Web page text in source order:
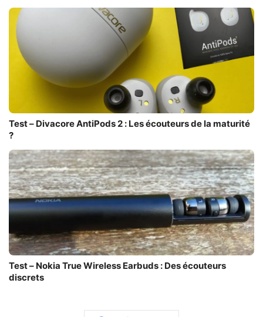
Test – Divacore AntiPods 2 : Les écouteurs de la maturité
?
Test – Nokia True Wireless Earbuds : Des écouteurs
discrets